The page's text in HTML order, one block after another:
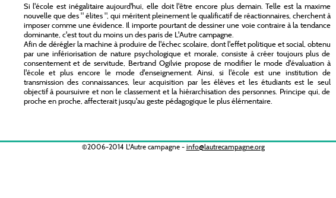
Si l'école est inégalitaire aujourd'hui, elle doit l'être encore plus demain. Telle est la maxime
nouvelle que des " élites ", qui méritent pleinement le qualificatif de réactionnaires, cherchent à
imposer comme une évidence. Il importe pourtant de dessiner une voie contraire à la tendance
dominante, c'est tout du moins un des paris de L'Autre campagne.
Afin de dérégler la machine à produire de l'échec scolaire, dont l'effet politique et social, obtenu
par une infériorisation de nature psychologique et morale, consiste à créer toujours plus de
consentement et de servitude, Bertrand Ogilvie propose de modifier le mode d'évaluation à
l'école et plus encore le mode d'enseignement. Ainsi, si l'école est une institution de
transmission des connaissances, leur acquisition par les élèves et les étudiants est le seul
objectif à poursuivre et non le classement et la hiérarchisation des personnes. Principe qui, de
proche en proche, affecterait jusqu'au geste pédagogique le plus élémentaire.
©2006-2014 L'Autre campagne - info@lautrecampagne.org